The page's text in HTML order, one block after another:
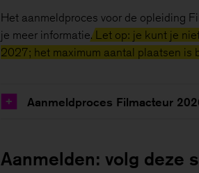
Het aanmeldproces voor de opleiding
je meer informatie.Let op: je kunt je
2027; het maximum aantal plaatsen is
+ Aanmeldproces Filmacteur
Aanmelden: volg deze